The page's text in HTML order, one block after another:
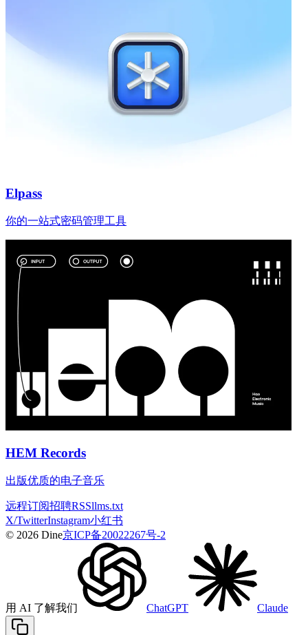
Elpass
你的一站式密码管理工具
HEM Records
出版优质的电子音乐
远程订阅招聘RSSllms.txt
X/TwitterInstagram小红书
© 2026 Dine京ICP备20022267号-2
用 AI 了解我们 ChatGPT Claude